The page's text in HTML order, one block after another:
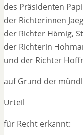
des Präsidenten
der Richterinnen
der Richter Hömig,
der Richterin
und der Richter
auf Grund der
Urteil
für Recht erkannt: